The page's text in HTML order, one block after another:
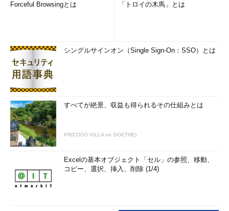
Forceful Browsingとは 「トロイの木馬」とは
シングルサインオン（Single Sign-On：SSO）とは
すべてが絶景、収益も得られるその仕組みとは
PR(COCO VILLA on GOETHE)
Excelの基本オブジェクト「セル」の参照、移動、
コピー、選択、挿入、削除 (1/4)